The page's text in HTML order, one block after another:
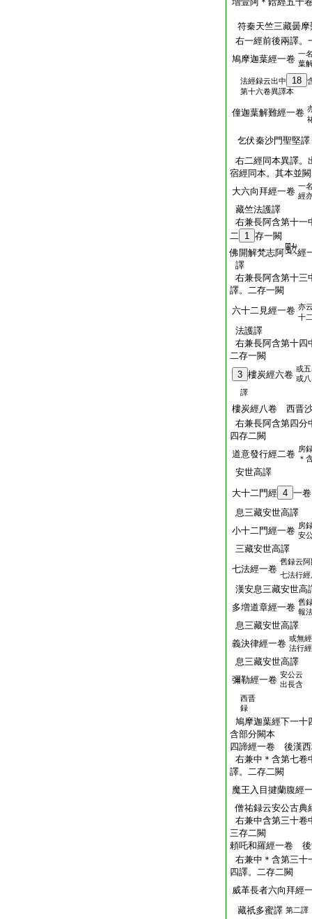
符秦天竺三藏曇摩
右一經前後兩譯。
鳩摩迦葉經一卷 一
葉
法經録云出中 18
第十六卷異譯本
僮迦葉解難經一卷
乞伏秦沙門聖堅譯
右二經同本異譯。
宿經同本。其本並闕
大六向拜經一卷 一
經
藏竺法護譯
右兼長阿含第十一
二 1 存一闕
佛開解梵志阿
經
譯
右兼長阿含第十三
譯。二存一闕
六十二見經一卷 亦
十
法護譯
右兼長阿含第十四
二存一闕
3 樓炭經六卷
或
或
譯
樓炭經八卷 西晋
右兼長阿含第四分
四存二闕
道意發行經二卷 房
＊
安世高譯
大十二門經 4 一卷
息三藏安世高譯
小十二門經一卷 房
安
三藏安世高譯
七法經一卷
舊録云
七法行經
漢安息三藏安世高
多増道章經一卷 舊
報
息三藏安世高譯
義決律經一卷 或無
法行
息三藏安世高譯
彌勒經一卷 安公云
出長含
西晋
録
鳩摩迦葉經下一十
含部分闕本
四諦經一卷 後漢西
右兼中＊含第七卷
譯。二存二闕
魔王入目揵蘭腹經
僧祐録云安公古典
右兼中含第三十卷
三存二闕
頼吒和羅經一卷 後
右兼中＊含第三十
四譯。二存二闕
威革長者六向拜經
藏祇多蜜譯 第二譯